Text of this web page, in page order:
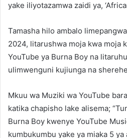
yake iliyotazamwa zaidi ya,
Tamasha hilo ambalo
2024, litarushwa moja kwa moja
YouTube ya Burna Boy na
ulimwenguni kujiunga na
Mkuu wa Muziki wa YouTube
katika chapisho lake alisema;
Burna Boy kwenye YouTube
kumbukumbu yake ya miaka 5 ya